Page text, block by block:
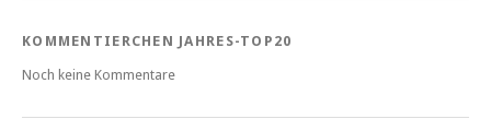
KOMMENTIERCHEN JAHRES-TOP20
Noch keine Kommentare